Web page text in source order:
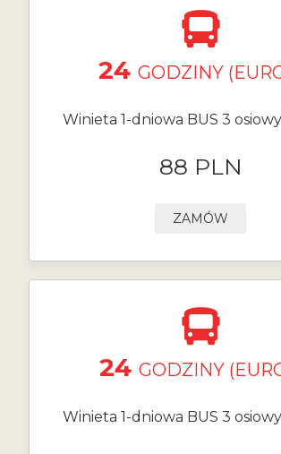
24 GODZINY
Winieta 1-dniowa BUS 3
88 PLN
ZAMÓW
24 GODZINY
Winieta 1-dniowa BUS 3